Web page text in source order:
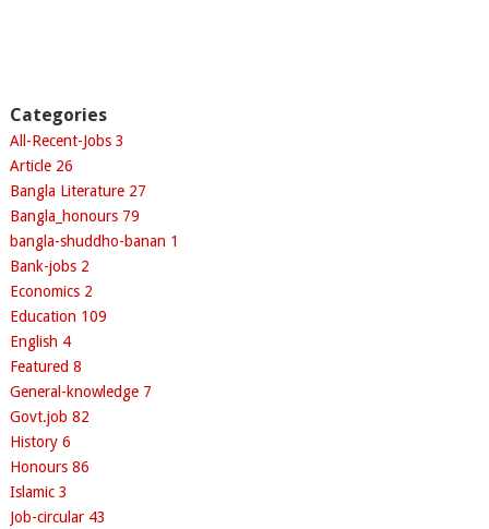
Categories
All-Recent-Jobs 3
Article 26
Bangla Literature 27
Bangla_honours 79
bangla-shuddho-banan 1
Bank-jobs 2
Economics 2
Education 109
English 4
Featured 8
General-knowledge 7
Govt.job 82
History 6
Honours 86
Islamic 3
Job-circular 43